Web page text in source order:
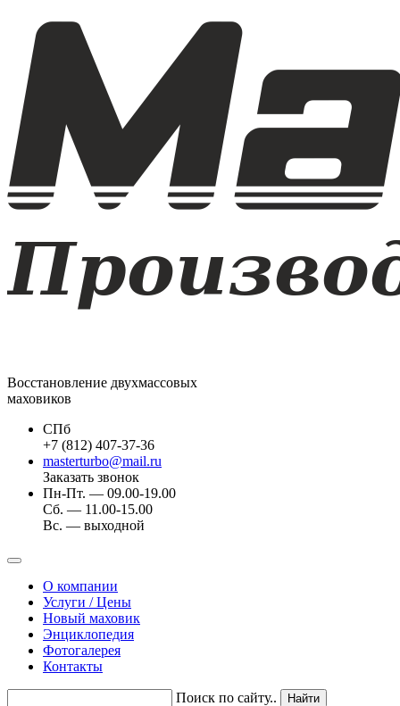
Восстановление двухмассовых
маховиков
СПб
+7 (812) 407-37-36
masterturbo@mail.ru
Заказать звонок
Пн-Пт. — 09.00-19.00
Сб. — 11.00-15.00
Вс. — выходной
О компании
Услуги / Цены
Новый маховик
Энциклопедия
Фотогалерея
Контакты
Поиск по сайту..